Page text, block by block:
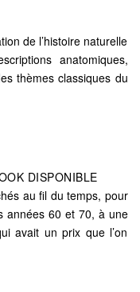
de l’histoire naturelle
anatomiques,
thèmes classiques du
DISPONIBLE
au fil du temps, pour
années 60 et 70, à une
avait un prix que l’on